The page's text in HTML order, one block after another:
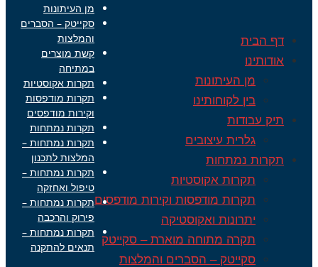
דף הבית
אודותינו
מן העיתונות
בין לקוחותינו
תיק עבודות
גלרית עיצובים
תקרות נמתחות
תקרות אקוסטיות
תקרות מודפסות וקירות מודפסים
יתרונות ואקוסטיקה
תקרה מתוחה מוארת – סקייטק
סקייטק – הסברים והמלצות
מן העיתונות
סקייטק – הסברים
והמלצות
קשת מוצרים
במתיחה
תקרות אקוסטיות
תקרות מודפסות
וקירות מודפסים
תקרות נמתחות
תקרות נמתחות –
המלצות לתכנון
תקרות נמתחות –
טיפול ואחזקה
תקרות נמתחות –
פירוק והרכבה
תקרות נמתחות –
תנאים להתקנה